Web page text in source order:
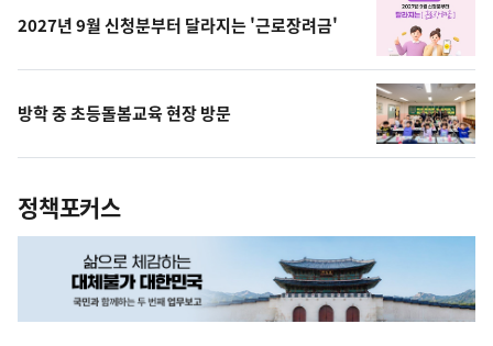
2027년 9월 신청분부터 달라지는 '근로장려금'
방학 중 초등돌봄교육 현장 방문
정책포커스